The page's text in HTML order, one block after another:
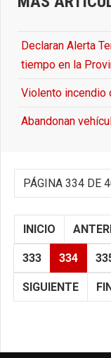
Declaran Alerta
tiempo en la
Violento incendio
Abandonan
PÁGINA 334 DE
INICIO
333 334
SIGUIENTE